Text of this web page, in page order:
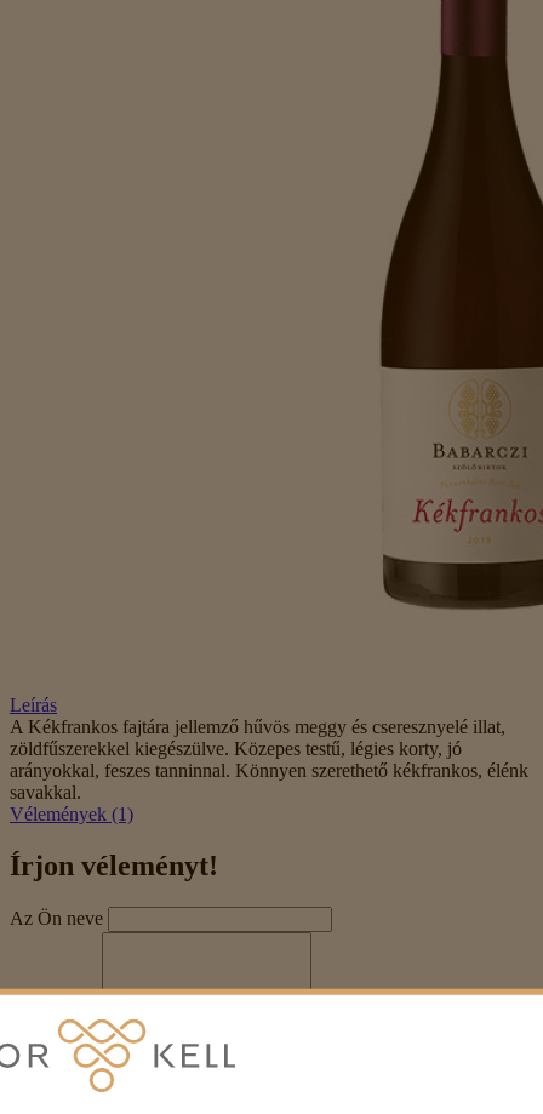
Leírás
A Kékfrankos fajtára jellemző hűvös meggy és cseresznyelé illat,
zöldfűszerekkel kiegészülve. Közepes testű, légies korty, jó
arányokkal, feszes tanninnal. Könnyen szerethető kékfrankos, élénk
savakkal.
Vélemények (1)
Írjon véleményt!
Az Ön neve
Véleménye
Megjegyzés:HTML-kód használata nem engedélyezett!
Értékelés